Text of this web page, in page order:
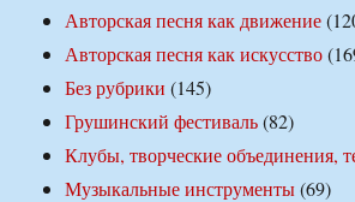
Авторская песня как движение
Авторская песня как искусство
Без рубрики (145)
Грушинский фестиваль(82)
Клубы, творческие объединения,
Музыкальные инструменты(69)